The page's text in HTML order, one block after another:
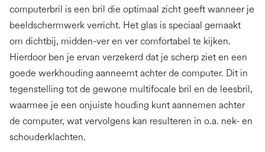
computerbril is een bril die optimaal zicht geeft wanneer je
beeldschermwerk verricht. Het glas is speciaal gemaakt
om dichtbij, midden-ver en ver comfortabel te kijken.
Hierdoor ben je ervan verzekerd dat je scherp ziet en een
goede werkhouding aanneemt achter de computer. Dit in
tegenstelling tot de gewone multifocale bril en de leesbril,
waarmee je een onjuiste houding kunt aannemen achter
de computer, wat vervolgens kan resulteren in o.a. nek- en
schouderklachten.